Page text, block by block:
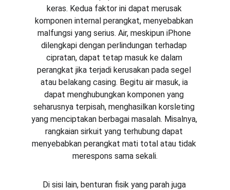
keras. Kedua faktor ini dapat merusak
komponen internal perangkat, menyebabkan
malfungsi yang serius. Air, meskipun iPhone
dilengkapi dengan perlindungan terhadap
cipratan, dapat tetap masuk ke dalam
perangkat jika terjadi kerusakan pada segel
atau belakang casing. Begitu air masuk, ia
dapat menghubungkan komponen yang
seharusnya terpisah, menghasilkan korsleting
yang menciptakan berbagai masalah. Misalnya,
rangkaian sirkuit yang terhubung dapat
menyebabkan perangkat mati total atau tidak
merespons sama sekali.
Di sisi lain, benturan fisik yang parah juga